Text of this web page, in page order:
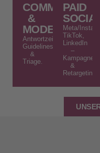
COMMUNITY
&
MODERATION
Antwortzeiten,
Guidelines
&
Triage.
PAID
SOCIAL
Meta/
TikTok,
LinkedIn
–
Kampagnen
&
Retargeting.